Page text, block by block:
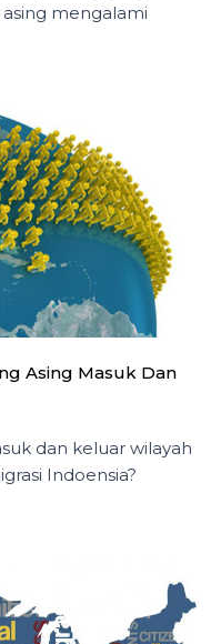
mengalami
Asing Masuk Dan
dan keluar wilayah
Indoensia?